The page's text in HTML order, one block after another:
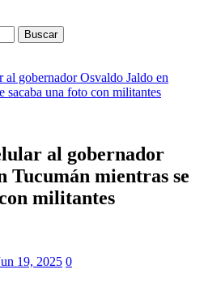
Buscar
al gobernador Osvaldo Jaldo en
sacaba una foto con militantes
al gobernador
Tucumán mientras se
militantes
19, 2025 0